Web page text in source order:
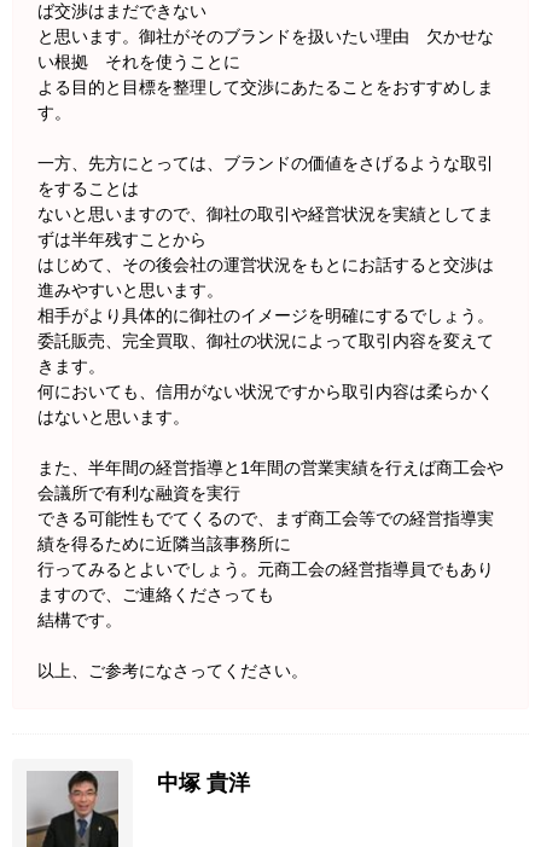
ば交渉はまだできない
と思います。御社がそのブランドを扱いたい理由 欠かせな
い根拠 それを使うことに
よる目的と目標を整理して交渉にあたることをおすすめしま
す。
一方、先方にとっては、ブランドの価値をさげるような取引
をすることは
ないと思いますので、御社の取引や経営状況を実績としてま
ずは半年残すことから
はじめて、その後会社の運営状況をもとにお話すると交渉は
進みやすいと思います。
相手がより具体的に御社のイメージを明確にするでしょう。
委託販売、完全買取、御社の状況によって取引内容を変えて
きます。
何においても、信用がない状況ですから取引内容は柔らかく
はないと思います。
また、半年間の経営指導と1年間の営業実績を行えば商工会や
会議所で有利な融資を実行
できる可能性もでてくるので、まず商工会等での経営指導実
績を得るために近隣当該事務所に
行ってみるとよいでしょう。元商工会の経営指導員でもあり
ますので、ご連絡くださっても
結構です。
以上、ご参考になさってください。
中塚 貴洋